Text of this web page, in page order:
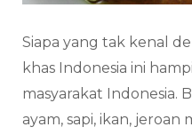
Siapa yang tak kenal
khas Indonesia ini
masyarakat Indonesia.
ayam, sapi, ikan,